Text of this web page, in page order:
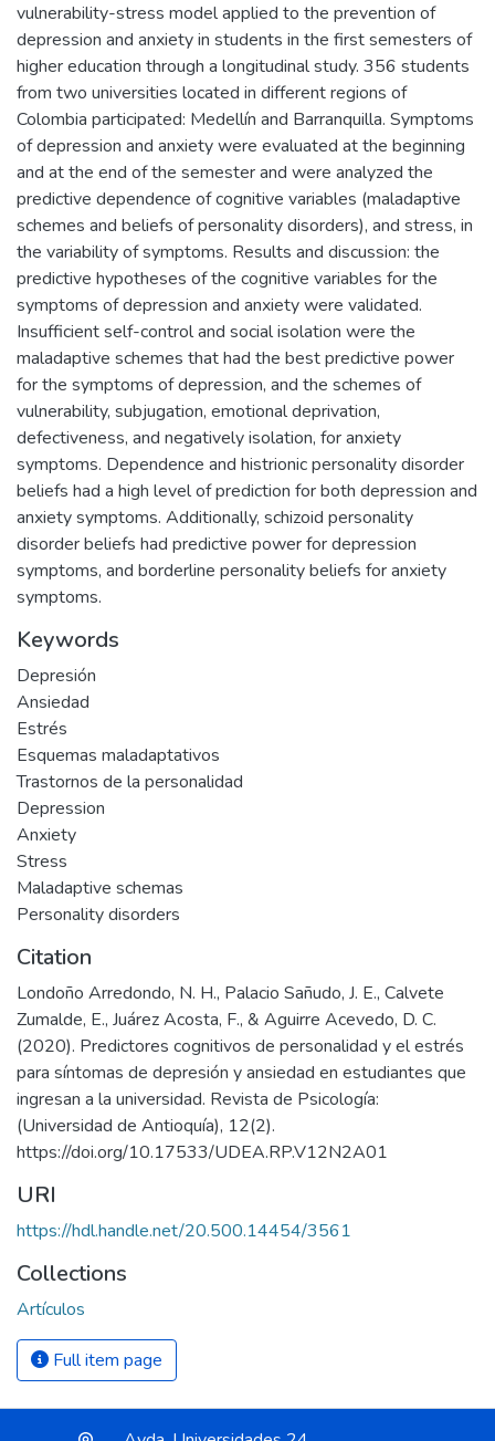
vulnerability-stress model applied to the prevention of
depression and anxiety in students in the first semesters of
higher education through a longitudinal study. 356 students
from two universities located in different regions of
Colombia participated: Medellín and Barranquilla. Symptoms
of depression and anxiety were evaluated at the beginning
and at the end of the semester and were analyzed the
predictive dependence of cognitive variables (maladaptive
schemes and beliefs of personality disorders), and stress, in
the variability of symptoms. Results and discussion: the
predictive hypotheses of the cognitive variables for the
symptoms of depression and anxiety were validated.
Insufficient self-control and social isolation were the
maladaptive schemes that had the best predictive power
for the symptoms of depression, and the schemes of
vulnerability, subjugation, emotional deprivation,
defectiveness, and negatively isolation, for anxiety
symptoms. Dependence and histrionic personality disorder
beliefs had a high level of prediction for both depression and
anxiety symptoms. Additionally, schizoid personality
disorder beliefs had predictive power for depression
symptoms, and borderline personality beliefs for anxiety
symptoms.
Keywords
Depresión
Ansiedad
Estrés
Esquemas maladaptativos
Trastornos de la personalidad
Depression
Anxiety
Stress
Maladaptive schemas
Personality disorders
Citation
Londoño Arredondo, N. H., Palacio Sañudo, J. E., Calvete
Zumalde, E., Juárez Acosta, F., & Aguirre Acevedo, D. C.
(2020). Predictores cognitivos de personalidad y el estrés
para síntomas de depresión y ansiedad en estudiantes que
ingresan a la universidad. Revista de Psicología:
(Universidad de Antioquía), 12(2).
https://doi.org/10.17533/UDEA.RP.V12N2A01
URI
https://hdl.handle.net/20.500.14454/3561
Collections
Artículos
Full item page